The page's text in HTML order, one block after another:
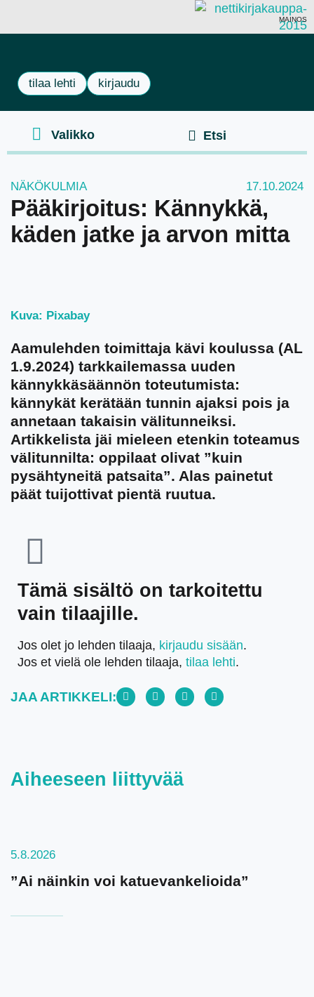
MAINOS
tilaa lehti kirjaudu
NÄKÖKULMIA 17.10.2024
Pääkirjoitus: Kännykkä,
käden jatke ja arvon mitta
Kuva: Pixabay
Aamulehden toimittaja kävi koulussa (AL
1.9.2024) tarkkailemassa uuden
kännykkäsäännön toteutumista:
kännykät kerätään tunnin ajaksi pois ja
annetaan takaisin välitunneiksi.
Artikkelista jäi mieleen etenkin toteamus
välitunnilta: oppilaat olivat ”kuin
pysähtyneitä patsaita”. Alas painetut
päät tuijottivat pientä ruutua.
Tämä sisältö on tarkoitettu
vain tilaajille.
Jos olet jo lehden tilaaja, kirjaudu sisään.
Jos et vielä ole lehden tilaaja, tilaa lehti.
JAA ARTIKKELI:
Aiheeseen liittyvää
5.8.2026
”Ai näinkin voi katuevankelioida”